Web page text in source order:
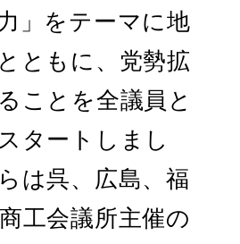
」をテーマに地
ともに、党勢拡
ことを全議員と
タートしまし
は呉、広島、福
工会議所主催の